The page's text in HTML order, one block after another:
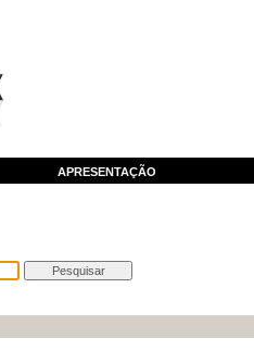
APRESENTAÇÃO